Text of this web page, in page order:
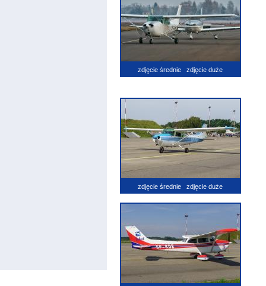
zdjęcie średnie zdjęcie duże
zdjęcie średnie zdjęcie duże